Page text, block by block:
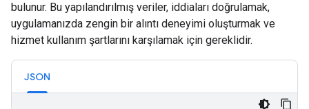
bulunur. Bu yapılandırılmış veriler, iddiaları doğrulamak,
uygulamanızda zengin bir alıntı deneyimi oluşturmak ve
hizmet kullanım şartlarını karşılamak için gereklidir.
JSON